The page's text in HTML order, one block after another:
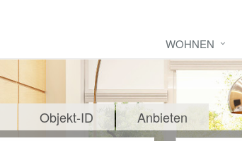
WOHNEN
Objekt-ID Anbieten